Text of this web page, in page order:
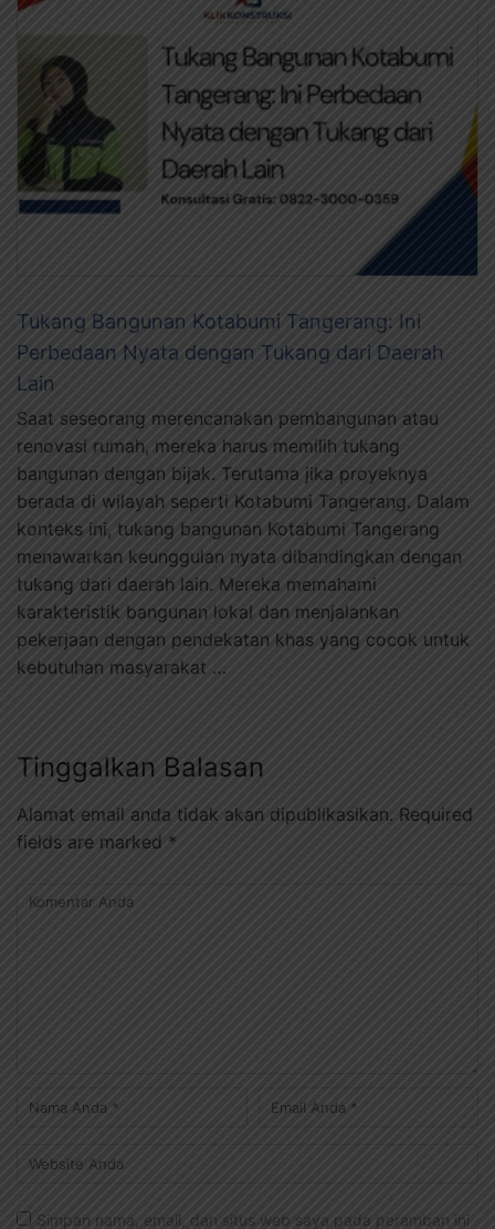
Tukang Bangunan Kotabumi Tangerang: Ini
Perbedaan Nyata dengan Tukang dari Daerah
Lain
Saat seseorang merencanakan pembangunan atau
renovasi rumah, mereka harus memilih tukang
bangunan dengan bijak. Terutama jika proyeknya
berada di wilayah seperti Kotabumi Tangerang. Dalam
konteks ini, tukang bangunan Kotabumi Tangerang
menawarkan keunggulan nyata dibandingkan dengan
tukang dari daerah lain. Mereka memahami
karakteristik bangunan lokal dan menjalankan
pekerjaan dengan pendekatan khas yang cocok untuk
kebutuhan masyarakat …
Tinggalkan Balasan
Alamat email anda tidak akan dipublikasikan. Required
fields are marked *
Simpan nama, email, dan situs web saya pada peramban ini